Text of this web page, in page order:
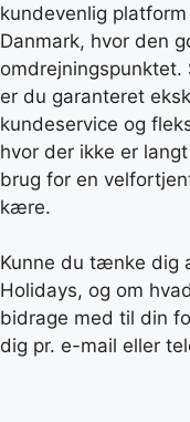
kundevenlig
Danmark, hvor den
omdrejningspunktet.
er du garanteret
kundeservice og
hvor der ikke er
brug for en
kære.
Kunne du tænke dig
Holidays, og om
bidrage med til din
dig pr. e-mail eller